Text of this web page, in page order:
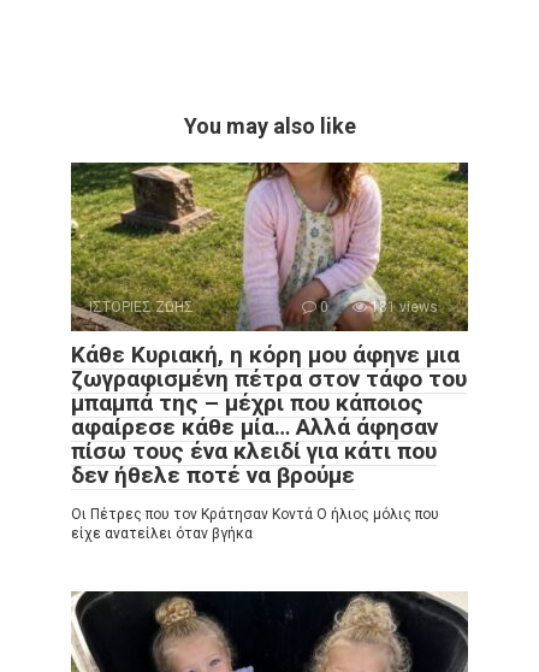
You may also like
ΙΣΤΟΡΙΕΣ ΖΩΗΣ 0 181 views
Κάθε Κυριακή, η κόρη μου άφηνε μια
ζωγραφισμένη πέτρα στον τάφο του
μπαμπά της – μέχρι που κάποιος
αφαίρεσε κάθε μία… Αλλά άφησαν
πίσω τους ένα κλειδί για κάτι που
δεν ήθελε ποτέ να βρούμε
Οι Πέτρες που τον Κράτησαν Κοντά Ο ήλιος μόλις που
είχε ανατείλει όταν βγήκα